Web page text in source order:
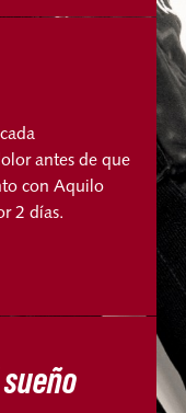
antes de que
con Aquilo
2 días.